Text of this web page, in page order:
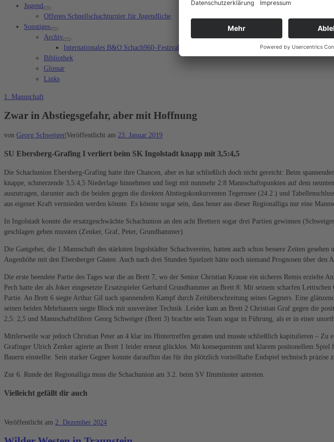
Jugend
Offenes Schnellschachturnier für Jugendliche
Sonstiges
Archiv
Internationales B&O Schach960–Festival Bad Aibling
Bibliothek
Glossar
Links
1. Mannschaft
Zwar in Abstiegsgefahr, aber mit Hoffnung
von Georg Schweiger|Veröffentlicht am 23. Januar 2019
SU Ebersberg-Grafing I verliert beim SK Ingolstadt knapp mit 3,5:4,5
Die Schachunion Ebersberg-Grafing hatte ihre Chancen, aber es hat schließlich doch nicht gereicht: Beim
knappe, schmerzende 3,5:4,5 Niederlage hinnehmen und liegt mit nunmehr 2:8 Mannschaftspunkten auf dem
auszutragen, darunter auch die beiden gegen die direkten Abstiegskonkurrenten Tegernsee (24.2.) und
aus eigener Kraft vermieden werden könnte. Es könnte sogar sein, dass heuer aus dieser Regionalliga nur eine
In Ingolstadt konnte die ersatzgeschwächte Schachunion an den acht Brettern sogar drei Partien gewinnen
geschlagen geben mussten (Zenker, Graf, Peter, Grundhammer).
Die Gastgeber, die 1.Mannschaft des stärksten Ingolstädter Schachvereins, hatten auch schon bessere Zeiten
Augenhöhe mit den Ebersberger Gästen. Auch nach drei Stunden Spielzeit hätte noch niemand Prognosen über den
Die erste beendete Partie des Tages war die an Brett 7, wo der Senior Christian Krause ein sicheres Remis erzielte
Pech hatte der als Joker eingesetzte Ersatzspieler Gerhatrd Grundhammer an Brett 8: Mit seinem scharfen
Partie. An Brett 6 siegte Arthur Gil nach spannendem Kampf durch Zeitüberschreitung seines Gegners. Eine
seinen beiden Mehrbauern siegte Block mit souveräner Technik .Leider kam an Brett 2 Christian Graf gegen die
2,5: 2,5 und Mannschaftsführer Georg Schweiger (Brett 3) brachte sein Team sogar in Führung, als er in einer
Mittlerweile war jedoch Christian Peter an 4 klar ins Hintertreffen geraten und musste schließlich kapitulieren – Zu
Grafinger Ulrich Zenker agierte an Brett 1 leider erneut glücklos. Mit konsequentem und klarem positonellem
Bauern einstellte. Sein starker Gegner konnte daraufhin das für ihn plötzlich vorteilhafte Endspiel technisch präzise
Zur 6. Runde der Regionalliga muss die Schachunion am 3.2. beim SV Ilmmünster antreten.
Vielleicht gefällt dir auch
Veröffentlicht am 2. Dezember 2024